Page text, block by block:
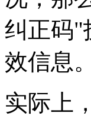
纠正码"
效信息。
实际上